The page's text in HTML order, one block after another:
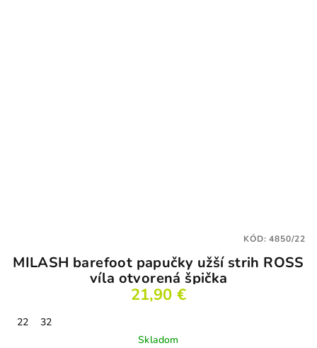
MILASH barefoot papučky užší strih ROSS
víla otvorená špička
21,90 €
22
32
Skladom
KÓD:4850/22